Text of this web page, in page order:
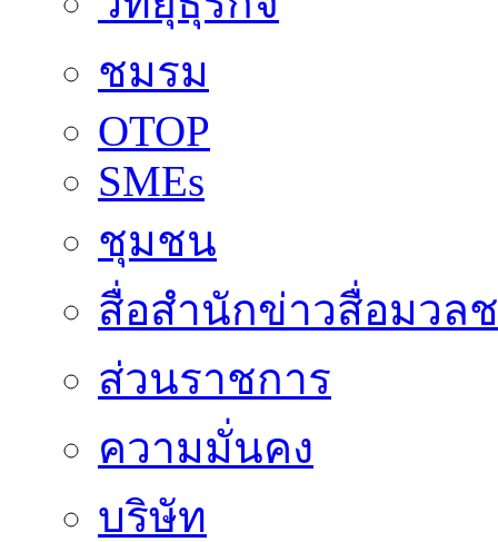
ชมรม
OTOP
SMEs
ชุมชน
สื่อสำนักข่าวสื่อมวล
ส่วนราชการ
ความมั่นคง
บริษัท